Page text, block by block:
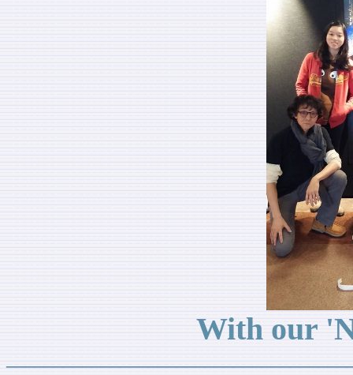
With our